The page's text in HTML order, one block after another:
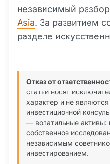
независимый
Asia. За развитием
разделе
Отказ от
статьи носят
характер и не
инвестиционной
— волатильные активы:
собственное
независимым
инвестированием.